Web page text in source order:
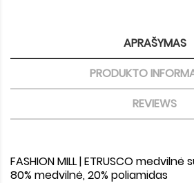
APRAŠYMAS
PRODUKTO
REVIEWS
FASHION MILL | ETRUSCO
80% medvilnė, 20% poliamidas